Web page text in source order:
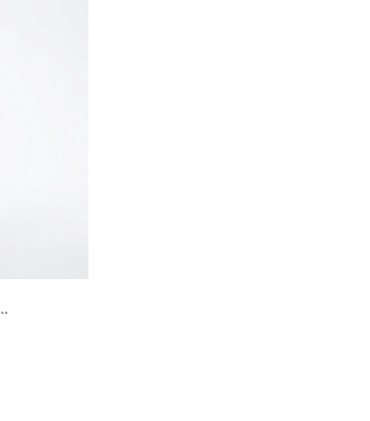
В ВИДЕ СЕРДЕЧЕК